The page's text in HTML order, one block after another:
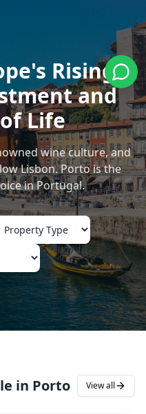
Rising
and
Life
wine culture, and
Lisbon. Porto is the
in Portugal.
in Porto View all